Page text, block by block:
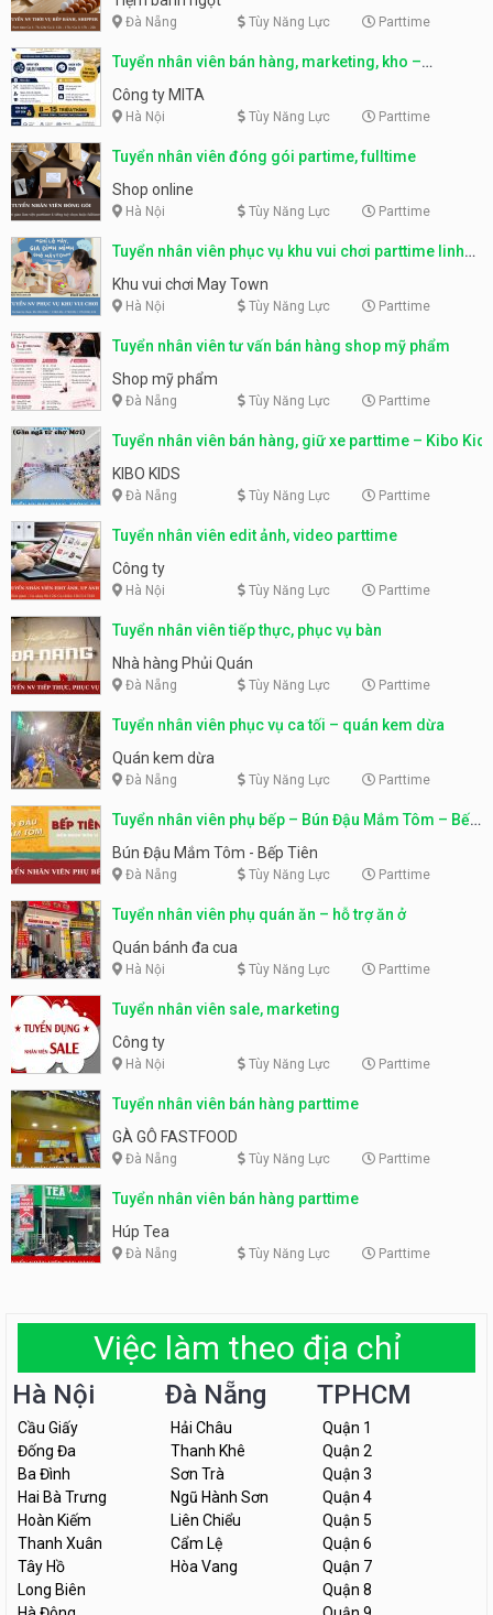
Đà Nẵng Tùy Năng Lực Parttime
Tuyển nhân viên bán hàng, marketing, kho –
parttime, fulltime
Công ty MITA
Hà Nội Tùy Năng Lực Parttime
Tuyển nhân viên đóng gói partime, fulltime
Shop online
Hà Nội Tùy Năng Lực Parttime
Tuyển nhân viên phục vụ khu vui chơi parttime linh
động
Khu vui chơi May Town
Hà Nội Tùy Năng Lực Parttime
Tuyển nhân viên tư vấn bán hàng shop mỹ phẩm
Shop mỹ phẩm
Đà Nẵng Tùy Năng Lực Parttime
Tuyển nhân viên bán hàng, giữ xe parttime – Kibo Kid
KIBO KIDS
Đà Nẵng Tùy Năng Lực Parttime
Tuyển nhân viên edit ảnh, video parttime
Công ty
Hà Nội Tùy Năng Lực Parttime
Tuyển nhân viên tiếp thực, phục vụ bàn
Nhà hàng Phủi Quán
Đà Nẵng Tùy Năng Lực Parttime
Tuyển nhân viên phục vụ ca tối – quán kem dừa
Quán kem dừa
Đà Nẵng Tùy Năng Lực Parttime
Tuyển nhân viên phụ bếp – Bún Đậu Mắm Tôm – Bếp
Tiên
Bún Đậu Mắm Tôm - Bếp Tiên
Đà Nẵng Tùy Năng Lực Parttime
Tuyển nhân viên phụ quán ăn – hỗ trợ ăn ở
Quán bánh đa cua
Hà Nội Tùy Năng Lực Parttime
Tuyển nhân viên sale, marketing
Công ty
Hà Nội Tùy Năng Lực Parttime
Tuyển nhân viên bán hàng parttime
GÀ GÔ FASTFOOD
Đà Nẵng Tùy Năng Lực Parttime
Tuyển nhân viên bán hàng parttime
Húp Tea
Đà Nẵng Tùy Năng Lực Parttime
Việc làm theo địa chỉ
Hà Nội
Cầu Giấy
Đống Đa
Ba Đình
Hai Bà Trưng
Hoàn Kiếm
Thanh Xuân
Tây Hồ
Long Biên
Đà Nẵng
Hải Châu
Thanh Khê
Sơn Trà
Ngũ Hành Sơn
Liên Chiểu
Cẩm Lệ
Hòa Vang
TPHCM
Quận 1
Quận 2
Quận 3
Quận 4
Quận 5
Quận 6
Quận 7
Quận 8